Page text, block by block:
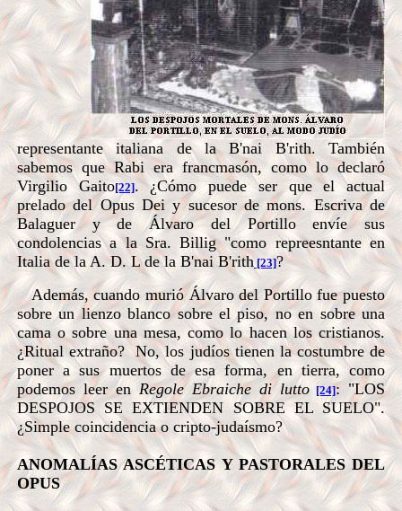
representante italiana de la B'nai B'rith. También
sabemos que Rabi era francmasón, como lo declaró
Virgilio Gaito[22]. ¿Cómo puede ser que el actual
prelado del Opus Dei y sucesor de mons. Escriva de
Balaguer y de Álvaro del Portillo envíe sus
condolencias a la Sra. Billig "como repreesntante en
Italia de la A. D. L de la B'nai B'rith [23]?
Además, cuando murió Álvaro del Portillo fue puesto
sobre un lienzo blanco sobre el piso, no en sobre una
cama o sobre una mesa, como lo hacen los cristianos.
¿Ritual extraño? No, los judíos tienen la costumbre de
poner a sus muertos de esa forma, en tierra, como
podemos leer en Regole Ebraiche di lutto [24]: "LOS
DESPOJOS SE EXTIENDEN SOBRE EL SUELO".
¿Simple coincidencia o cripto-judaísmo?
ANOMALÍAS ASCÉTICAS Y PASTORALES DEL
OPUS